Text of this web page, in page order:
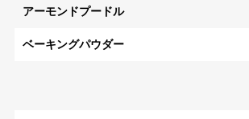
アーモンドプードル
ベーキングパウダー